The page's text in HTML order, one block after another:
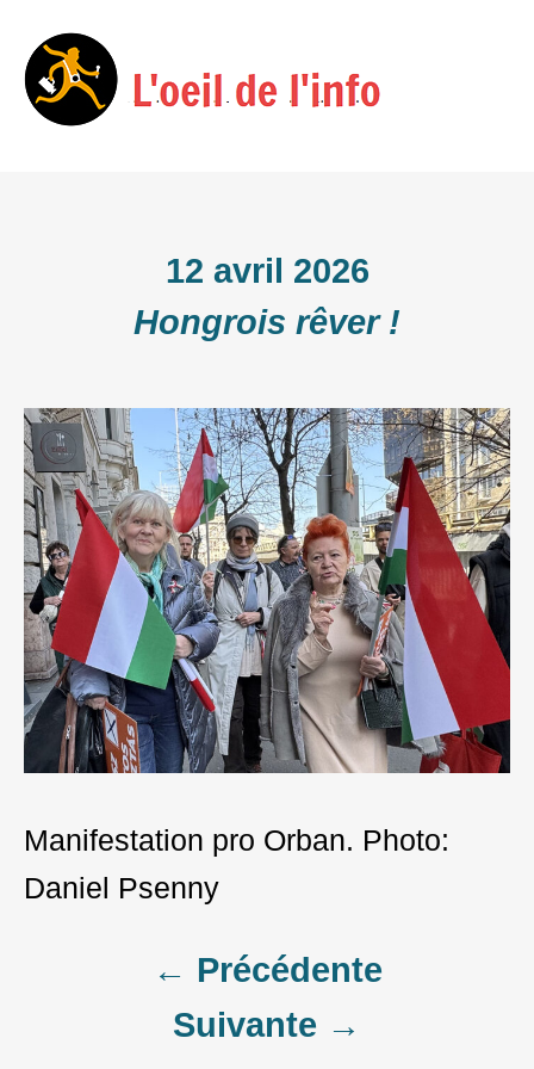
Skip
to
12 avril 2026
Hongrois rêver !
Manifestation pro Orban. Photo:
Daniel Psenny
navigation
← Précédente
Suivante →